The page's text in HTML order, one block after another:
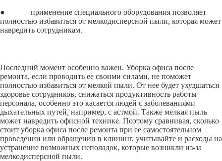
● применение специального оборудования позволяет
полностью избавиться от мелкодисперсной пыли, которая может
навредить сотрудникам.
Последний момент особенно важен. Уборка офиса после
ремонта, если проводить ее своими силами, не поможет
полностью избавиться от мелкой пыли. От нее будет ухудшаться
здоровье сотрудников, снижаться продуктивность работы
персонала, особенно это касается людей с заболеваниями
дыхательных путей, например, с астмой. Также мелкая пыль
может навредить офисной технике. Поэтому сравнивая, сколько
стоит уборка офиса после ремонта при ее самостоятельном
проведении или обращении в клининг, учитывайте и расходы на
устранение возможных неполадок, которые возникли из-за
мелкодисперсной пыли.